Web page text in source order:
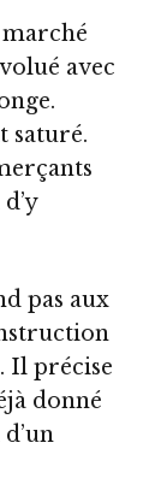
avec
saturé.
pas aux
Il précise
donné